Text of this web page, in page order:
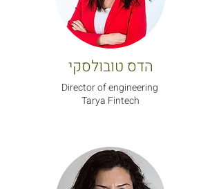
הדס טובולסקי
Director of engineering
Tarya Fintech